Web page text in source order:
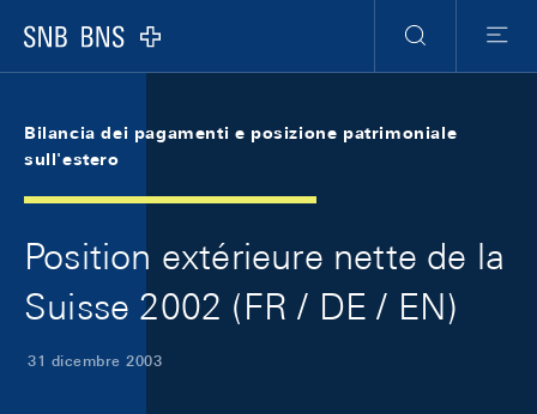
Logo
Ricerca
Menu
Bilancia dei pagamenti e posizione patrimoniale
sull'estero
Position extérieure nette de la
Suisse 2002 (FR / DE / EN)
31 dicembre 2003